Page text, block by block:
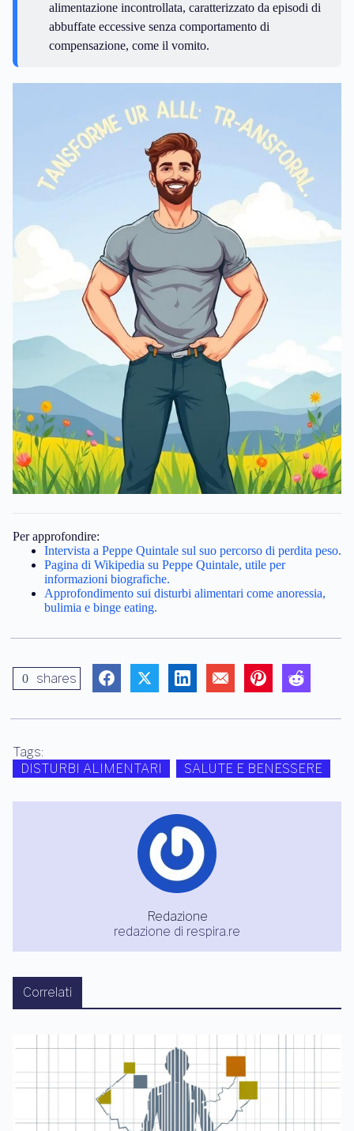
alimentazione incontrollata, caratterizzato da episodi di
abbuffate eccessive senza comportamento di
compensazione, come il vomito.
Per approfondire:
Intervista a Peppe Quintale sul suo percorso di perdita peso.
Pagina di Wikipedia su Peppe Quintale, utile per
informazioni biografiche.
Approfondimento sui disturbi alimentari come anoressia,
bulimia e binge eating.
0 shares
Tags:
DISTURBI ALIMENTARI
SALUTE E BENESSERE
Redazione
redazione di respira.re
Correlati